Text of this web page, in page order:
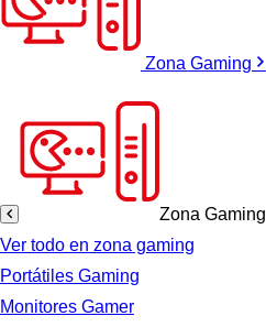
Zona Gaming
Zona Gaming
Ver todo en zona gaming
Portátiles Gaming
Monitores Gamer